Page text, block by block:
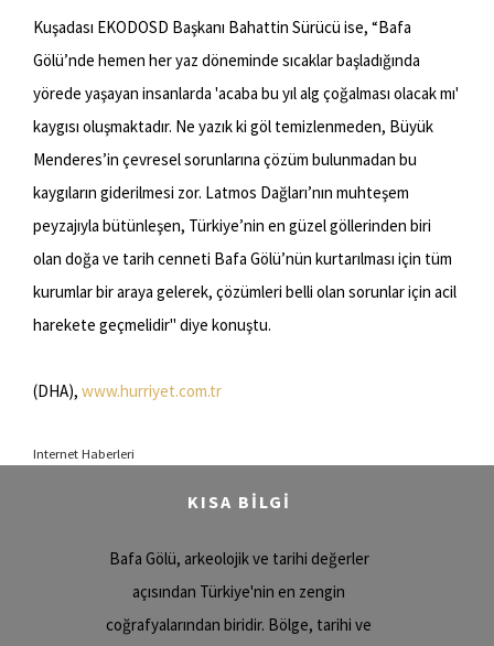
Kuşadası EKODOSD Başkanı Bahattin Sürücü ise, “Bafa
Gölü’nde hemen her yaz döneminde sıcaklar başladığında
yörede yaşayan insanlarda 'acaba bu yıl alg çoğalması olacak mı'
kaygısı oluşmaktadır. Ne yazık ki göl temizlenmeden, Büyük
Menderes’in çevresel sorunlarına çözüm bulunmadan bu
kaygıların giderilmesi zor. Latmos Dağları’nın muhteşem
peyzajıyla bütünleşen, Türkiye’nin en güzel göllerinden biri
olan doğa ve tarih cenneti Bafa Gölü’nün kurtarılması için tüm
kurumlar bir araya gelerek, çözümleri belli olan sorunlar için acil
harekete geçmelidir" diye konuştu.
(DHA), www.hurriyet.com.tr
Internet Haberleri
KISA BİLGİ
Bafa Gölü, arkeolojik ve tarihi değerler
açısından Türkiye'nin en zengin
coğrafyalarından biridir. Bölge, tarihi ve